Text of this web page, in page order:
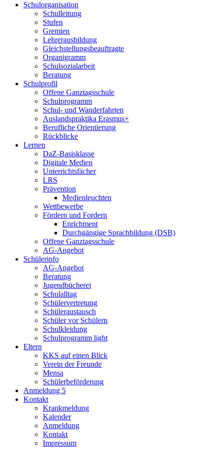
Schulorganisation
Schulleitung
Stufen
Gremien
Lehrerausbildung
Gleichstellungsbeauftragte
Organigramm
Schulsozialarbeit
Beratung
Schulprofil
Offene Ganztagsschule
Schulprogramm
Schul- und Wanderfahrten
Auslandspraktika Erasmus+
Berufliche Orientierung
Rückblicke
Lernen
DaZ-Basisklasse
Digitale Medien
Unterrichtsfächer
LRS
Prävention
Medienleuchten
Wettbewerbe
Fördern und Fordern
Enrichment
Durchgängige Sprachbildung (DSB)
Offene Ganztagsschule
AG-Angebot
Schülerinfo
AG-Angebot
Beratung
Jugendbücherei
Schulalltag
Schülervertretung
Schüleraustausch
Schüler vor Schülern
Schulkleidung
Schulprogramm light
Eltern
KKS auf einen Blick
Verein der Freunde
Mensa
Schülerbeförderung
Anmeldung 5
Kontakt
Krankmeldung
Kalender
Anmeldung
Kontakt
Impressum